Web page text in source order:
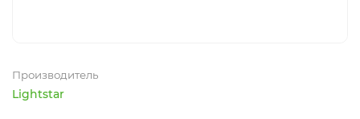
Производитель
Lightstar